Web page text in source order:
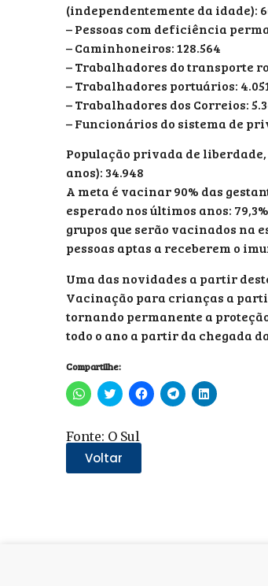
(independentemente da idade):
– Pessoas com deficiência
– Caminhoneiros: 128.564
– Trabalhadores do transporte
– Trabalhadores portuários:
– Trabalhadores dos Correios:
– Funcionários do sistema de
População privada de liberdade,
anos): 34.948
A meta é vacinar 90% das
esperado nos últimos anos: 79,3%
grupos que serão vacinados na
pessoas aptas a receberem o
Uma das novidades a partir
Vacinação para crianças a partir
tornando permanente a
todo o ano a partir da chegada
Compartilhe:
Clique
para
WhatsApp(abre
em
nova
janela)
Clique
para
Twitter(abre
em
nova
janela)
Clique
para
Clique
para
Clique
para
Fonte: O Sul
Voltar